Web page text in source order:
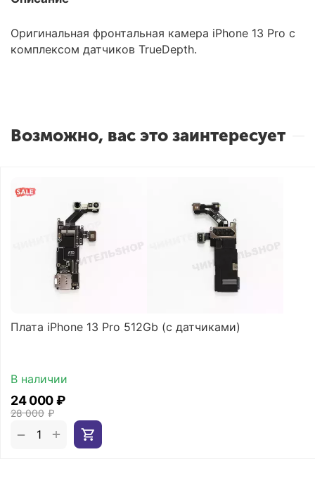
Оригинальная фронтальная камера iPhone 13 Pro c
комплексом датчиков TrueDepth.
Возможно, вас это заинтересует
Плата iPhone 13 Pro 512Gb (с датчиками)
В наличии
28 000 ₽
24 000₽
+
−